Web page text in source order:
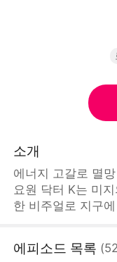
소개
에너지 고갈로 멸망
요원 닥터 K는 미
한 비주얼로 지구
지구 여자들을 만
에피소드 목록 (52